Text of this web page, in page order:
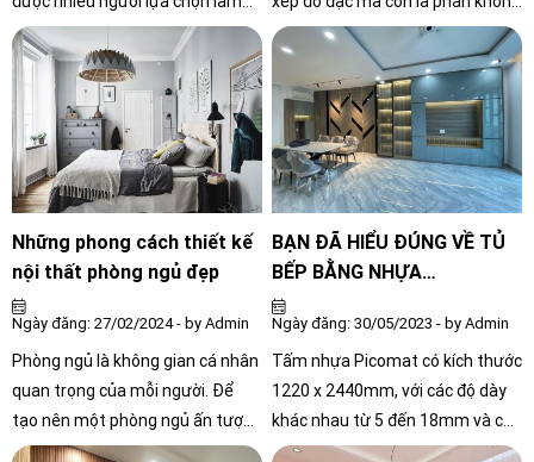
nội thất trong nhà. Những ưu
điểm mà tủ âm tường mang lại
kèm theo tính thẩm mỹ cao của
gỗ công nghiệp đã tạo nên cho
người tiêu dùng sự tin tưởng
nhất định vào nó. Nhận thấy
được nhu cầu đó, bằng kiến thức
và kinh nghiệm lâu năm trong
nghề Nội Thất Công Chính mong
muốn đem đến cho bạn những
kinh nghiệm quý báu khi quyết
định chọn tủ gỗ âm tường.
thể thiếu trong việc tạo nên vẻ
đẹp và tính tiện ích cho không
gian sống của mỗi gia đình. Với
sứ mệnh đem đến những không
gian sống đẳng cấp, tiện nghi và
đồng thời phản ánh phong cách
cá nhân, Nội Thất Công Chính tự
hào là địa chỉ tin cậy cho mọi nhu
cầu về thiết kế và thi công nội
thất gỗ công nghiệp tại Hồ Chí
Minh.
Những phong cách thiết kế
nội thất phòng ngủ đẹp
Ngày đăng: 27/02/2024 - by Admin
Phòng ngủ là không gian cá nhân
quan trọng của mỗi người. Để
tạo nên một phòng ngủ ấn tượng
và phù hợp với cá tính của mình,
BẠN ĐÃ HIỂU ĐÚNG VỀ TỦ
BẾP BẰNG NHỰA
PICOMAT?
Ngày đăng: 30/05/2023 - by Admin
Tấm nhựa Picomat có kích thước
1220 x 2440mm, với các độ dày
khác nhau từ 5 đến 18mm và có
màu trắng ngà. Độ dày của tấm